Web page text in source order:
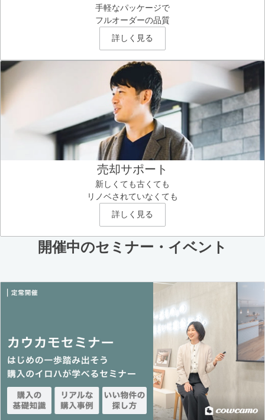
手軽なパッケージで
フルオーダーの品質
詳しく見る
売却サポート
新しくても古くても
リノベされていなくても
詳しく見る
開催中のセミナー・イベント